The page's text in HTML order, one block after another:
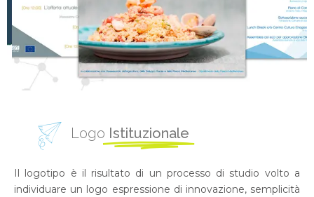
Logo Istituzionale
Il logotipo è il risultato di un processo di studio volto a
individuare un logo espressione di innovazione, semplicità